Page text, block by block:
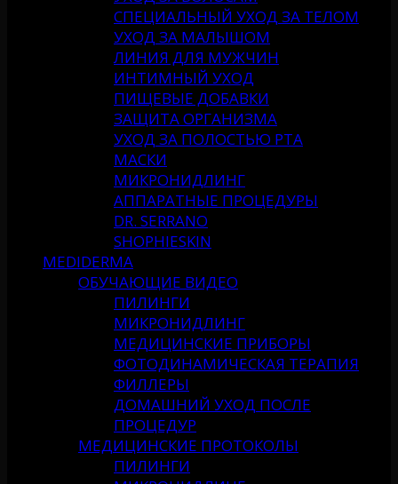
СПЕЦИАЛЬНЫЙ УХОД ЗА ТЕЛОМ
УХОД ЗА МАЛЫШОМ
ЛИНИЯ ДЛЯ МУЖЧИН
ИНТИМНЫЙ УХОД
ПИЩЕВЫЕ ДОБАВКИ
ЗАЩИТА ОРГАНИЗМА
УХОД ЗА ПОЛОСТЬЮ РТА
МАСКИ
МИКРОНИДЛИНГ
АППАРАТНЫЕ ПРОЦЕДУРЫ
DR. SERRANO
SHOPHIESKIN
MEDIDERMA
ОБУЧАЮЩИЕ ВИДЕО
ПИЛИНГИ
МИКРОНИДЛИНГ
МЕДИЦИНСКИЕ ПРИБОРЫ
ФОТОДИНАМИЧЕСКАЯ ТЕРАПИЯ
ФИЛЛЕРЫ
ДОМАШНИЙ УХОД ПОСЛЕ
ПРОЦЕДУР
МЕДИЦИНСКИЕ ПРОТОКОЛЫ
ПИЛИНГИ